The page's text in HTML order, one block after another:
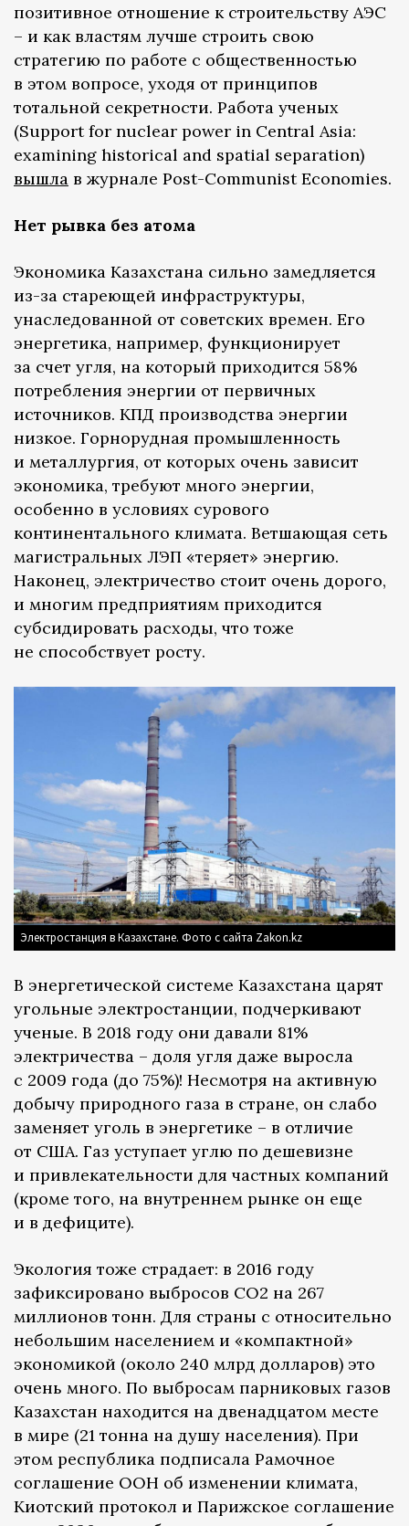
позитивное отношение к строительству АЭС
– и как властям лучше строить свою
стратегию по работе с общественностью
в этом вопросе, уходя от принципов
тотальной секретности. Работа ученых
(Support for nuclear power in Central Asia:
examining historical and spatial separation)
вышла в журнале Post-Communist Economies.
Нет рывка без атома
Экономика Казахстана сильно замедляется
из-за стареющей инфраструктуры,
унаследованной от советских времен. Его
энергетика, например, функционирует
за счет угля, на который приходится 58%
потребления энергии от первичных
источников. КПД производства энергии
низкое. Горнорудная промышленность
и металлургия, от которых очень зависит
экономика, требуют много энергии,
особенно в условиях сурового
континентального климата. Ветшающая сеть
магистральных ЛЭП «теряет» энергию.
Наконец, электричество стоит очень дорого,
и многим предприятиям приходится
субсидировать расходы, что тоже
не способствует росту.
Электростанция в Казахстане. Фото с сайта Zakon.kz
В энергетической системе Казахстана царят
угольные электростанции, подчеркивают
ученые. В 2018 году они давали 81%
электричества – доля угля даже выросла
с 2009 года (до 75%)! Несмотря на активную
добычу природного газа в стране, он слабо
заменяет уголь в энергетике – в отличие
от США. Газ уступает углю по дешевизне
и привлекательности для частных компаний
(кроме того, на внутреннем рынке он еще
и в дефиците).
Экология тоже страдает: в 2016 году
зафиксировано выбросов CO2 на 267
миллионов тонн. Для страны с относительно
небольшим населением и «компактной»
экономикой (около 240 млрд долларов) это
очень много. По выбросам парниковых газов
Казахстан находится на двенадцатом месте
в мире (21 тонна на душу населения). При
этом республика подписала Рамочное
соглашение ООН об изменении климата,
Киотский протокол и Парижское соглашение